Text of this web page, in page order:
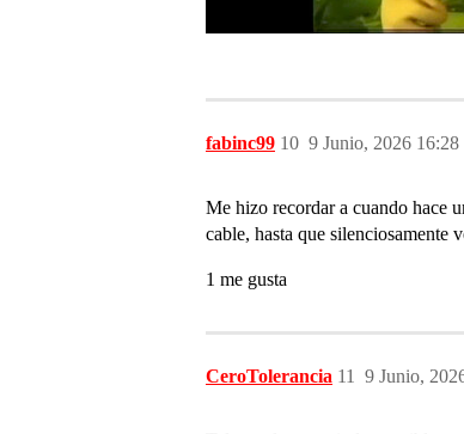
fabinc99 9 Junio, 2026 16:28
10
Me hizo recordar a cuando hace
cable, hasta que silenciosamente
1 me gusta
CeroTolerancia 9 Junio,
11